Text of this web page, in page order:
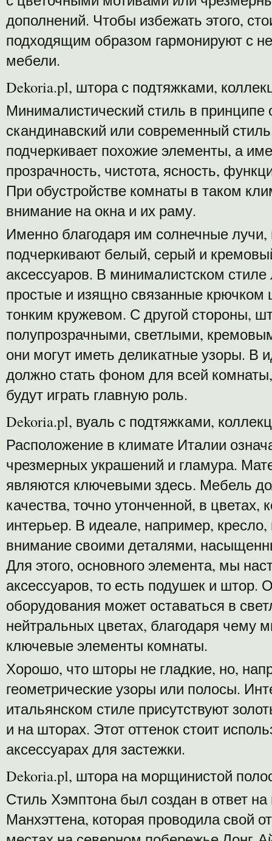
дополнений. Чтобы избежать этого,
подходящим образом гармонируют с
мебели.
Dekoria.pl, штора с подтяжками,
Минималистический стиль в принципе
скандинавский или современный
подчеркивает похожие элементы, а
прозрачность, чистота, ясность,
При обустройстве комнаты в таком
внимание на окна и их раму.
Именно благодаря им солнечные
подчеркивают белый, серый и
аксессуаров. В минималистском
простые и изящно связанные
тонким кружевом. С другой стороны,
полупрозрачными, светлыми,
они могут иметь деликатные узоры. В
должно стать фоном для всей
будут играть главную роль.
Dekoria.pl, вуаль с подтяжками,
Расположение в климате Италии
чрезмерных украшений и гламура.
являются ключевыми здесь. Мебель
качества, точно утонченной, в цветах,
интерьер. В идеале, например, кресло,
внимание своими деталями,
Для этого, основного элемента, мы
аксессуаров, то есть подушек и штор.
оборудования может оставаться в
нейтральных цветах, благодаря чему
ключевые элементы комнаты.
Хорошо, что шторы не гладкие, но,
геометрические узоры или полосы.
итальянском стиле присутствуют
и на шторах. Этот оттенок стоит
аксессуарах для застежки.
Dekoria.pl, штора на морщинистой
Стиль Хэмптона был создан в ответ на
Манхэттена, которая проводила свой